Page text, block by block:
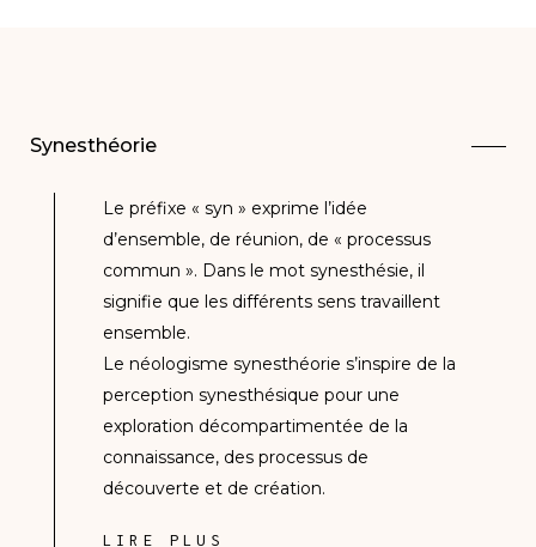
Synesthéorie
Le préfixe « syn » exprime l’idée
d’ensemble, de réunion, de « processus
commun ». Dans le mot synesthésie, il
signifie que les différents sens travaillent
ensemble.
Le néologisme synesthéorie s’inspire de la
perception synesthésique pour une
exploration décompartimentée de la
connaissance, des processus de
découverte et de création.
LIRE PLUS